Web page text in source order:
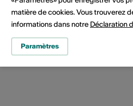
3900 Brig
matière de cookies. Vous trouverez
informations dans notre Déclaration
Paramètres